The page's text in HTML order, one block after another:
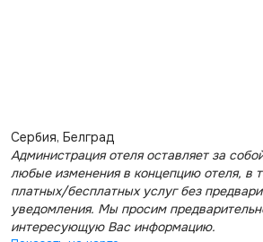
Сербия, Белград
Администрация отеля оставляет за
любые изменения в концепцию отеля, в
платных/бесплатных услуг без
уведомления. Мы просим
интересующую Вас информацию.